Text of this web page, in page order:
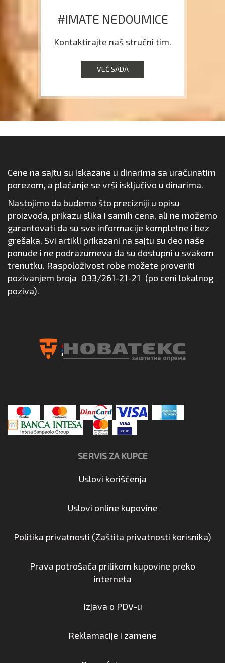
#IMATE NEDOUMICE
Kontaktirajte naš stručni tim.
VEĆ SADA
Cene na sajtu su iskazane u dinarima sa uračunatim
porezom, a plaćanje se vrši isključivo u dinarima.
Nastojimo da budemo što precizniji u opisu
proizvoda, prikazu slika i samih cena, ali ne možemo
garantovati da su sve informacije kompletne i bez
grešaka. Svi artikli prikazani na sajtu su deo naše
ponude i ne podrazumeva da su dostupni u svakom
trenutku. Raspoloživost robe možete proveriti
pozivanjem broja 033/261-21-21 (po ceni lokalnog
poziva).
SERVIS ZA KUPCE
Uslovi korišćenja
Uslovi online kupovine
Politika privatnosti (Zaštita privatnosti korisnika)
Prava potrošača prilikom kupovine preko
interneta
Izjava o PDV-u
Reklamacije i zamene